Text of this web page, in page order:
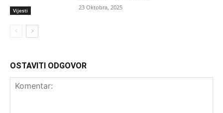
Vijesti 23 Oktobra, 2025
OSTAVITI ODGOVOR